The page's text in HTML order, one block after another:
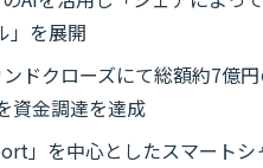
」を展開
ドクローズにて総額約7億
資金調達を達成
」を中心としたスマート